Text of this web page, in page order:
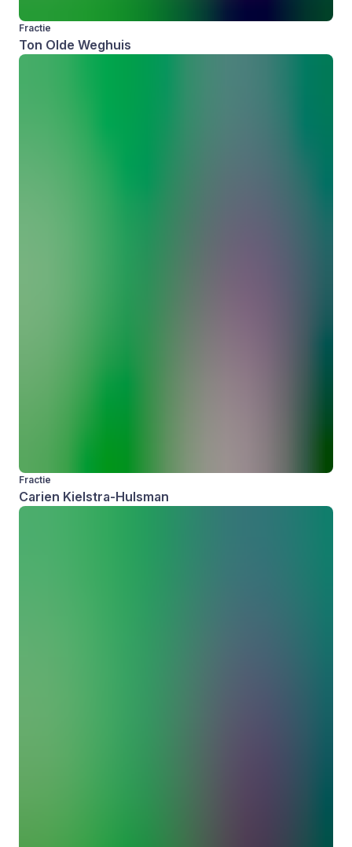
Fractie
Ton Olde Weghuis
Fractie
Carien Kielstra-Hulsman